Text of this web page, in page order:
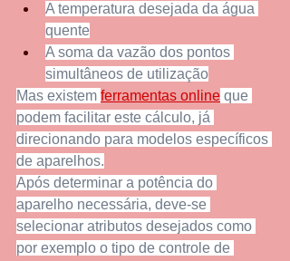
A temperatura desejada da água
quente
A soma da vazão dos pontos
simultâneos de utilização
Mas existem ferramentas online que
podem facilitar este cálculo, já
direcionando para modelos específicos
de aparelhos.
Após determinar a potência do
aparelho necessária, deve-se
selecionar atributos desejados como
por exemplo o tipo de controle de